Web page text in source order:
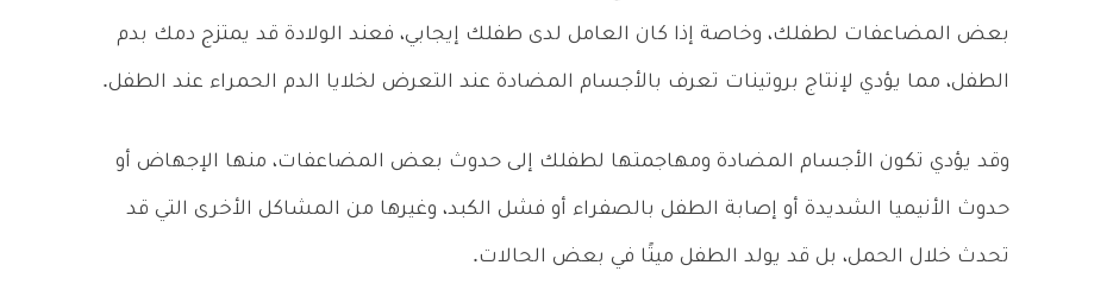
بعض المضاعفات لطفلك، وخاصة إذا كان العامل لدى طفلك إيجابي، فعند الولادة قد يمتزج دمك بدم
الطفل، مما يؤدي لإنتاج بروتينات تعرف بالأجسام المضادة عند التعرض لخلايا الدم الحمراء عند الطفل.
وقد يؤدي تكون الأجسام المضادة ومهاجمتها لطفلك إلى حدوث بعض المضاعفات، منها الإجهاض أو
حدوث الأنيميا الشديدة أو إصابة الطفل بالصفراء أو فشل الكبد، وغيرها من المشاكل الأخرى التي قد
تحدث خلال الحمل، بل قد يولد الطفل ميتًا في بعض الحالات.